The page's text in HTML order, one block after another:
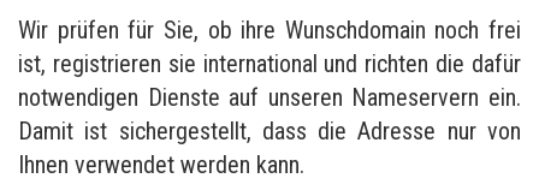
Wir prüfen für Sie, ob ihre Wunschdomain noch frei
ist, registrieren sie international und richten die dafür
notwendigen Dienste auf unseren Nameservern ein.
Damit ist sichergestellt, dass die Adresse nur von
Ihnen verwendet werden kann.